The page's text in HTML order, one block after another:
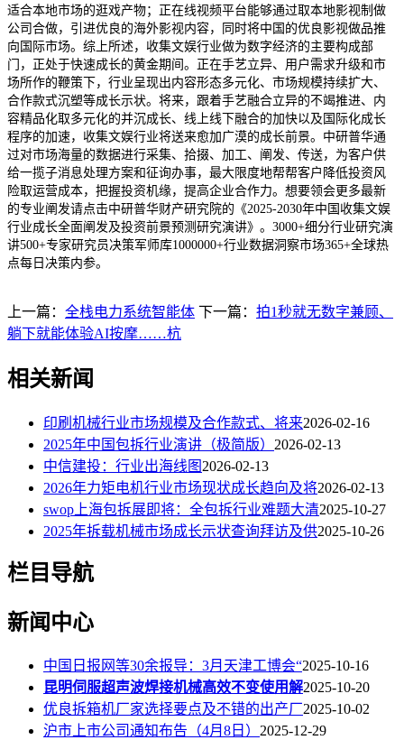
适合本地市场的逛戏产物；正在线视频平台能够通过取本地影视制做
公司合做，引进优良的海外影视内容，同时将中国的优良影视做品推
向国际市场。综上所述，收集文娱行业做为数字经济的主要构成部
门，正处于快速成长的黄金期间。正在手艺立异、用户需求升级和市
场所作的鞭策下，行业呈现出内容形态多元化、市场规模持续扩大、
合作款式沉塑等成长示状。将来，跟着手艺融合立异的不竭推进、内
容精品化取多元化的并沉成长、线上线下融合的加快以及国际化成长
程序的加速，收集文娱行业将送来愈加广漠的成长前景。中研普华通
过对市场海量的数据进行采集、拾掇、加工、阐发、传送，为客户供
给一揽子消息处理方案和征询办事，最大限度地帮帮客户降低投资风
险取运营成本，把握投资机缘，提高企业合作力。想要领会更多最新
的专业阐发请点击中研普华财产研究院的《2025-2030年中国收集文娱
行业成长全面阐发及投资前景预测研究演讲》。3000+细分行业研究演
讲500+专家研究员决策军师库1000000+行业数据洞察市场365+全球热
点每日决策内参。
上一篇： 全栈电力系统智能体 下一篇： 拍1秒就无数字兼顾、
躺下就能体验AI按摩……杭
相关新闻
印刷机械行业市场规模及合作款式、将来2026-02-16
2025年中国包拆行业演讲（极简版） 2026-02-13
中信建投：行业出海线图 2026-02-13
2026年力矩电机行业市场现状成长趋向及将2026-02-13
swop上海包拆展即将：全包拆行业难题大清2025-10-27
2025年拆载机械市场成长示状查询拜访及供2025-10-26
栏目导航
新闻中心
中国日报网等30余报导：3月天津工博会“2025-10-16
昆明伺服超声波焊接机械高效不变使用解2025-10-20
优良拆箱机厂家选择要点及不错的出产厂2025-10-02
沪市上市公司通知布告（4月8日） 2025-12-29